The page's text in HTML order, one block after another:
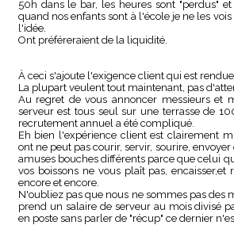
50h dans le bar, les heures sont "perdus"
quand nos enfants sont à l'école je ne les
l'idée.
Ont préféreraient de la liquidité.
À ceci s'ajoute l'exigence client qui est
La plupart veulent tout maintenant, pas
Au regret de vous annoncer messieurs et
serveur est tous seul sur une terrasse de
recrutement annuel a été compliqué.
Eh bien l'expérience client est clairement
ont ne peut pas courir, servir, sourire, envoyer
amuses bouches différents parce que celui
vos boissons ne vous plaît pas, encaisser,et
encore et encore.
N'oubliez pas que nous ne sommes pas des
prend un salaire de serveur au mois divisé
en poste sans parler de "récup" ce dernier